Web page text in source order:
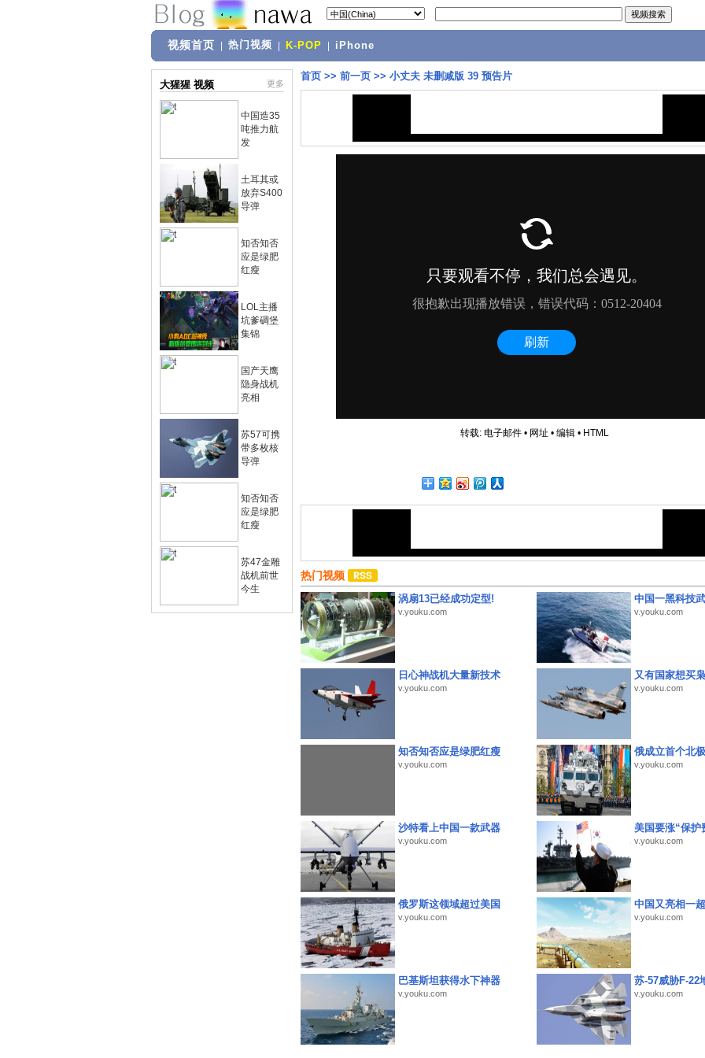
视频首页 热门视频 K-POP iPhone
大猩猩 视频 更多
中国造35
吨推力航
发
土耳其或
放弃S400
导弹
知否知否
应是绿肥
红瘦
LOL主播
坑爹碉堡
集锦
国产天鹰
隐身战机
亮相
苏57可携
带多枚核
导弹
知否知否
应是绿肥
红瘦
苏47金雕
战机前世
今生
首页 >> 前一页 >> 小丈夫 未删减版 39 预告片
转载: 电子邮件• 网址 • 编辑• HTML
热门视频
涡扇13已经成功定型!
v.youku.com
中国一黑科技
v.youku.com
日心神战机大量新技术
v.youku.com
又有国家想买
v.youku.com
知否知否应是绿肥红瘦
v.youku.com
俄成立首个北
v.youku.com
沙特看上中国一款武器
v.youku.com
美国要涨“保护
v.youku.com
俄罗斯这领域超过美国
v.youku.com
中国又亮相一
v.youku.com
巴基斯坦获得水下神器
v.youku.com
苏-57威胁F-22
v.youku.com